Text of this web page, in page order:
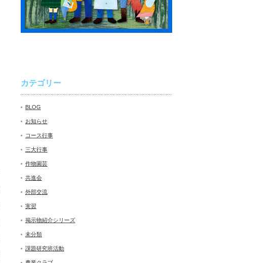
カテゴリー
BLOG
お知らせ
コース行事
三大行事
作物園芸
共進会
外部交流
実習
掲示物紹介シリーズ
未分類
課題研究班活動